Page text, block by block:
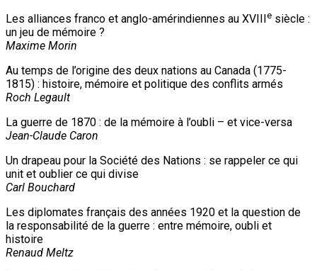
Les alliances franco et anglo-amérindiennes au XVIII e siècle :
un jeu de mémoire ?
Maxime Morin
Au temps de l’origine des deux nations au Canada (1775-
1815) : histoire, mémoire et politique des conflits armés
Roch Legault
La guerre de 1870 : de la mémoire à l’oubli – et vice-versa
Jean-Claude Caron
Un drapeau pour la Société des Nations : se rappeler ce qui
unit et oublier ce qui divise
Carl Bouchard
Les diplomates français des années 1920 et la question de
la responsabilité de la guerre : entre mémoire, oubli et
histoire
Renaud Meltz